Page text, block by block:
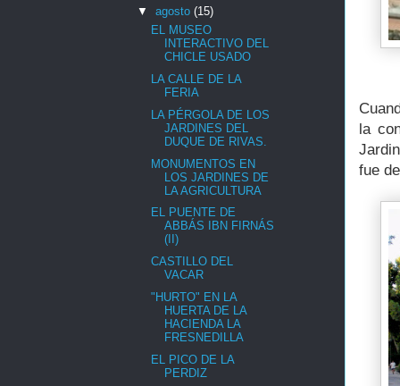
la
fue
▼ agosto (15)
EL MUSEO
INTERACTIVO DEL
CHICLE USADO
LA CALLE DE LA
FERIA
LA PÉRGOLA DE LOS
JARDINES DEL
DUQUE DE RIVAS.
MONUMENTOS EN
LOS JARDINES DE
LA AGRICULTURA
EL PUENTE DE
ABBÁS IBN FIRNÁS
(II)
CASTILLO DEL
VACAR
"HURTO" EN LA
HUERTA DE LA
HACIENDA LA
FRESNEDILLA
EL PICO DE LA
PERDIZ